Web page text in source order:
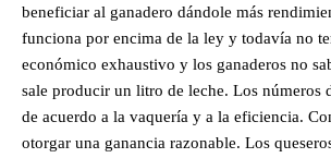
beneficiar al ganadero dándole más
funciona por encima de la ley y todavía no
económico exhaustivo y los ganaderos no
sale producir un litro de leche. Los números
de acuerdo a la vaquería y a la eficiencia.
otorgar una ganancia razonable. Los